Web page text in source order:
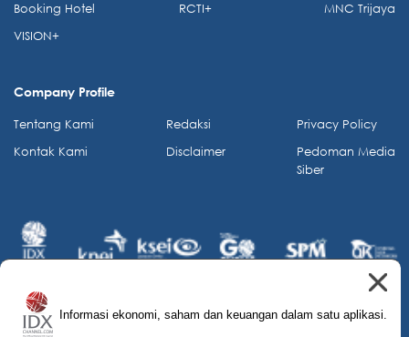
Informasi ekonomi, saham dan keuangan dalam satu aplikasi.
Booking Hotel
VISION+
RCTI+
MNC Trijaya
Company Profile
Tentang Kami
Kontak Kami
Redaksi
Disclaimer
Privacy Policy
Pedoman Media
Siber
© 2026 IDX Channel. All Rights Reserved.